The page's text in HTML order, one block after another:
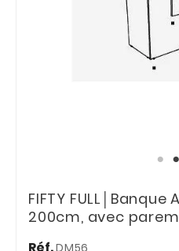
FIFTY
200cm, avec